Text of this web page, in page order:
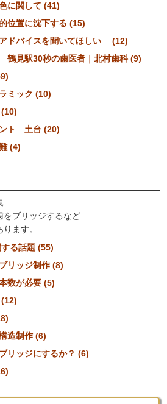
に関して (41)
位置に沈下する (15)
ドバイスを聞いてほしい (12)
鶴見駅30秒の歯医者｜北村歯科 (9)
ミック (10)
ト 土台 (20)
(4)
をブリッジするなど
ます。
る話題 (55)
リッジ制作 (8)
数が必要 (5)
造制作 (6)
リッジにするか？ (6)